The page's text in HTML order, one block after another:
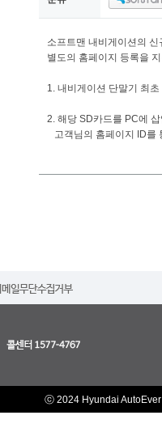
소프트맨 내비게이션의 신
별도의 홈페이지 등록을
1. 내비게이션 단말기 최
2. 해당 SD카드를 PC에
고객님의 홈페이지 ID를
ⓒ 2024 Hyundai